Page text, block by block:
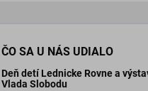
ČO SA U NÁS UDIALO
Deň detí Lednicke Rovne a
Vlada Slobodu